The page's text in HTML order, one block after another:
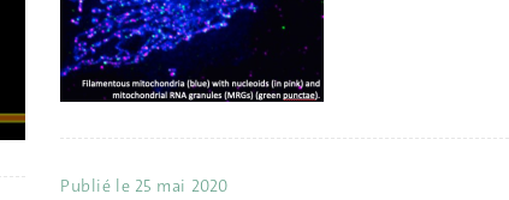
Publié le 25 mai 2020